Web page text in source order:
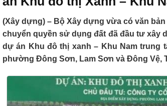
(Xây dựng) – Bộ Xây dựng vừa có văn
chuyển quyền sử dụng đất đã đầu tư xây
dự án Khu đô thị xanh – Khu Nam trung
phường Đông Sơn, Lam Sơn và Đông Vệ,